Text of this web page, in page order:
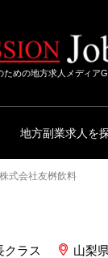
めの地方求人メディア
地方副業求人を
株式会社友桝飲料
クラス 山梨県